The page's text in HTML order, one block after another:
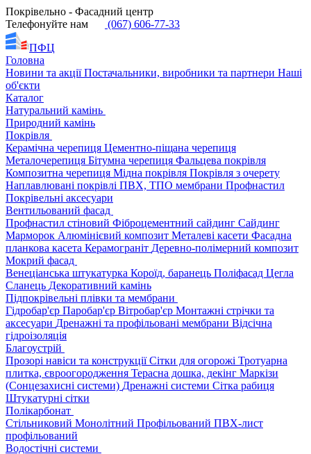
Покрівельно - Фасадний центр
Телефонуйте нам
(067) 606-77-33
ПФЦ
Головна
Новини та акціїПостачальники, виробники та партнери Наші
об'єкти
Каталог
Натуральний камінь
Природний камінь
Покрівля
Керамічна черепиця Цементно-піщана черепиця
Металочерепиця Бітумна черепиця Фальцева покрівля
Композитна черепиця Мідна покрівля Покрівля з очерету
Наплавлювані покрівлі ПВХ, ТПО мембрани Профнастил
Покрівельні аксесуари
Вентильований фасад
Профнастил стіновий Фіброцементний сайдинг Сайдинг
Марморок Алюмінієвий композит Металеві касети Фасадна
планкова касета Керамограніт Деревно-полімерний композит
Мокрий фасад
Венеціанська штукатурка Короїд, баранець Поліфасад Цегла
Сланець Декоративний камінь
Підпокрівельні плівки та мембрани
Гідробар'єр Паробар'єр Вітробар'єр Монтажні стрічки та
аксесуари Дренажні та профільовані мембрани Відсічна
гідроізоляція
Благоустрій
Прозорі навіси та конструкціїСітки для огорожі Тротуарна
плитка, євроогородження Терасна дошка, декінг Маркізи
(Сонцезахисні системи) Дренажні системи Сітка рабиця
Штукатурні сітки
Полікарбонат
Стільниковий Монолітний Профільований ПВХ-лист
профільований
Водостічні системи